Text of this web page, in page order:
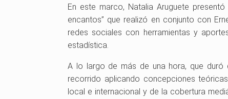
En este marco, Natalia Aruguete
encantos” que realizó en conjunto con
redes sociales con herramientas y
estadística.
A lo largo de más de una hora, que duró
recorrido aplicando concepciones
local e internacional y de la cobertura